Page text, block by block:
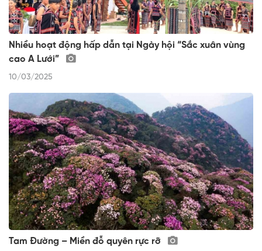
Nhiều hoạt động hấp dẫn tại Ngày hội “Sắc xuân vùng
cao A Lưới”
10/03/2025
Tam Đường – Miền đỗ quyên rực rỡ